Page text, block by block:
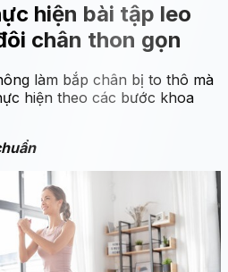
hiện bài tập leo
chân thon gọn
làm bắp chân bị to thô mà
hiện theo các bước khoa